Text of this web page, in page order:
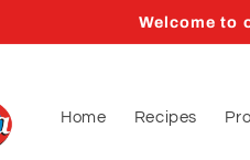
Welcome to
Home Recipes